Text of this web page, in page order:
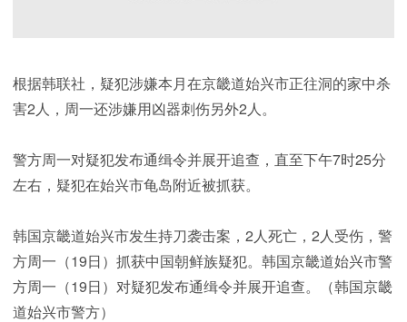
根据韩联社，疑犯涉嫌本月在京畿道始兴市正往洞的家中杀
害2人，周一还涉嫌用凶器刺伤另外2人。
警方周一对疑犯发布通缉令并展开追查，直至下午7时25分
左右，疑犯在始兴市龟岛附近被抓获。
韩国京畿道始兴市发生持刀袭击案，2人死亡，2人受伤，警
方周一（19日）抓获中国朝鲜族疑犯。韩国京畿道始兴市警
方周一（19日）对疑犯发布通缉令并展开追查。（韩国京畿
道始兴市警方）